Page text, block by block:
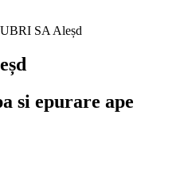
si epurare ape